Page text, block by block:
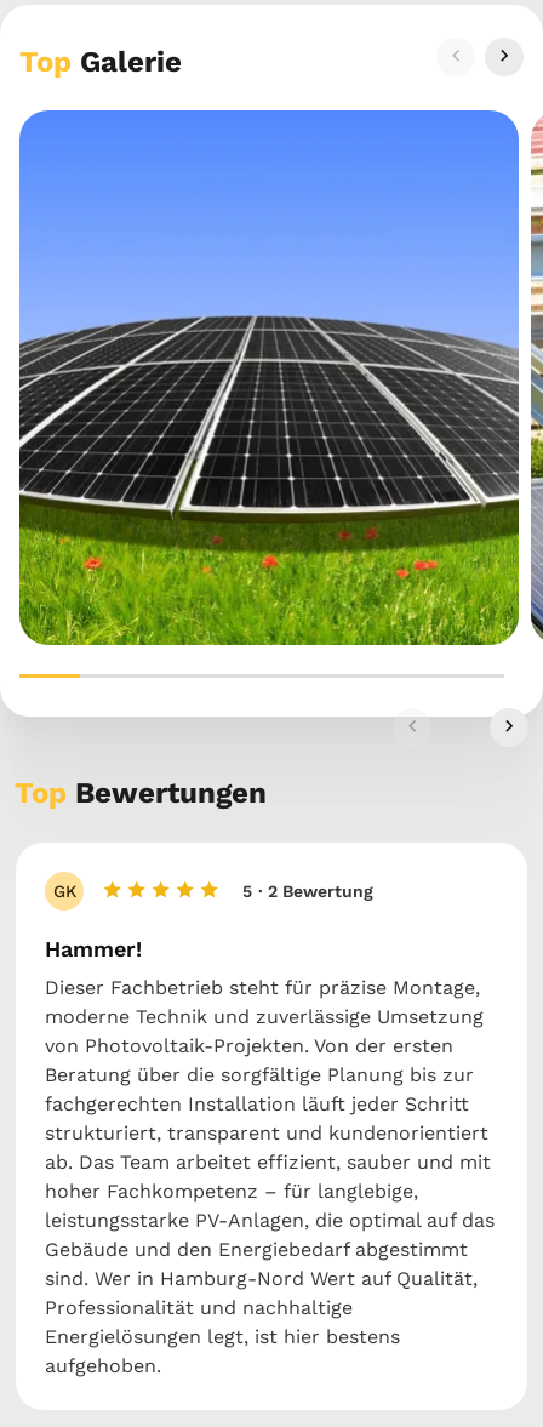
Top Galerie
Top Bewertungen
GK 5 · 2 Bewertung
Hammer!
Dieser Fachbetrieb steht für präzise Montage,
moderne Technik und zuverlässige Umsetzung
von Photovoltaik-Projekten. Von der ersten
Beratung über die sorgfältige Planung bis zur
fachgerechten Installation läuft jeder Schritt
strukturiert, transparent und kundenorientiert
ab. Das Team arbeitet effizient, sauber und mit
hoher Fachkompetenz – für langlebige,
leistungsstarke PV-Anlagen, die optimal auf das
Gebäude und den Energiebedarf abgestimmt
sind. Wer in Hamburg-Nord Wert auf Qualität,
Professionalität und nachhaltige
Energielösungen legt, ist hier bestens
aufgehoben.